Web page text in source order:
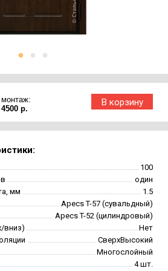
монтаж:
4500 р.
100
один
мм
1.5
Apecs T-57 (сувальдный)
Apecs T-52 (цилиндровый)
вниз)
Нет
СверхВысокий
Многослойный
4 шт.